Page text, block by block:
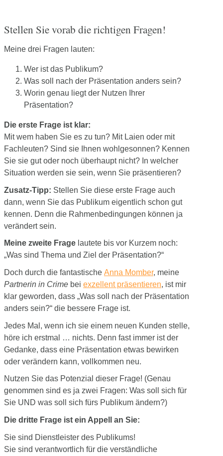
Stellen Sie vorab die richtigen Fragen!
Meine drei Fragen lauten:
Wer ist das Publikum?
Was soll nach der Präsentation anders sein?
Worin genau liegt der Nutzen Ihrer
Präsentation?
Die erste Frage ist klar:
Mit wem haben Sie es zu tun? Mit Laien oder mit
Fachleuten? Sind sie Ihnen wohlgesonnen? Kennen
Sie sie gut oder noch überhaupt nicht? In welcher
Situation werden sie sein, wenn Sie präsentieren?
Zusatz-Tipp: Stellen Sie diese erste Frage auch
dann, wenn Sie das Publikum eigentlich schon gut
kennen. Denn die Rahmenbedingungen können ja
verändert sein.
Meine zweite Frage lautete bis vor Kurzem noch:
„Was sind Thema und Ziel der Präsentation?“
Doch durch die fantastische Anna Momber, meine
Partnerin in Crime bei exzellent präsentieren, ist mir
klar geworden, dass „Was soll nach der Präsentation
anders sein?“ die bessere Frage ist.
Jedes Mal, wenn ich sie einem neuen Kunden stelle,
höre ich erstmal … nichts. Denn fast immer ist der
Gedanke, dass eine Präsentation etwas bewirken
oder verändern kann, vollkommen neu.
Nutzen Sie das Potenzial dieser Frage! (Genau
genommen sind es ja zwei Fragen: Was soll sich für
Sie UND was soll sich fürs Publikum ändern?)
Die dritte Frage ist ein Appell an Sie:
Sie sind Dienstleister des Publikums!
Sie sind verantwortlich für die verständliche